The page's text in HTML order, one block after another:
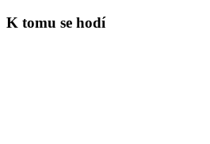
K tomu se hodí